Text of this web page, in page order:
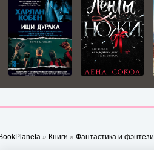
BookPlaneta » Книги » Фантастика и фэнтези